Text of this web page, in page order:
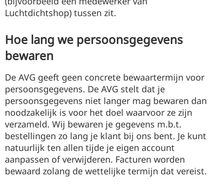
Luchtdichtshop) tussen zit.
Hoe lang we persoonsgegevens
bewaren
De AVG geeft geen concrete bewaartermijn voor
persoonsgegevens. De AVG stelt dat je
persoonsgegevens niet langer mag bewaren dan
noodzakelijk is voor het doel waarvoor ze zijn
verzameld. Wij bewaren je gegevens m.b.t.
bestellingen zo lang je klant bij ons bent. Je kunt
natuurlijk ten allen tijde je eigen account
aanpassen of verwijderen. Facturen worden
bewaard zolang de wettelijke termijn dat vereist.